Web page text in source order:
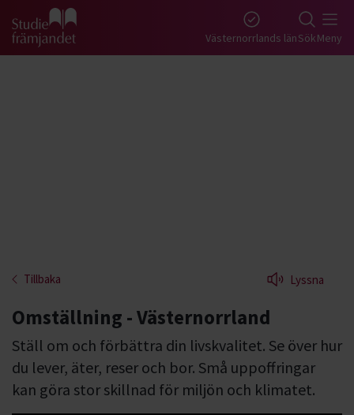
Gå till studiefrämjandets startsida Västernorrlands länSökMeny
Tillbaka Lyssna
Omställning - Västernorrland
Ställ om och förbättra din livskvalitet. Se över hur
du lever, äter, reser och bor. Små uppoffringar
kan göra stor skillnad för miljön och klimatet.